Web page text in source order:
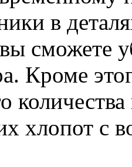
в
сможете
Кроме
хлопот с